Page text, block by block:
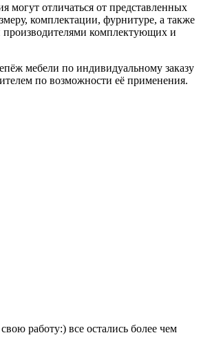
могут отличаться от представленных
комплектации, фурнитуре, а также
комплектующих и
мебели по индивидуальному заказу
по возможности её применения.
работу:) все остались более чем